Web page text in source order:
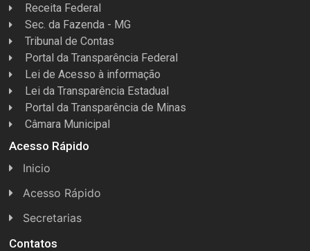
Receita Federal
Sec. da Fazenda - MG
Tribunal de Contas
Portal da Transparência Federal
Lei de Acesso à informação
Lei da Transparência Estadual
Portal da Transparência de Minas
Câmara Municipal
Acesso Rápido
Inicio
Acesso Rápido
Concursos
Conselhos
Secretarias
Licitações
Contatos